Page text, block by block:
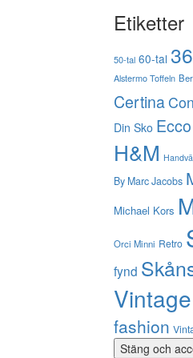
Etiketter
50-tal 60-tal
Alstermo Toffeln
Certina
Din Sko Ecco
H&M
By Marc Jacobs
Michael Kors
Orci Minni Retro
fynd
Vintage
fashion